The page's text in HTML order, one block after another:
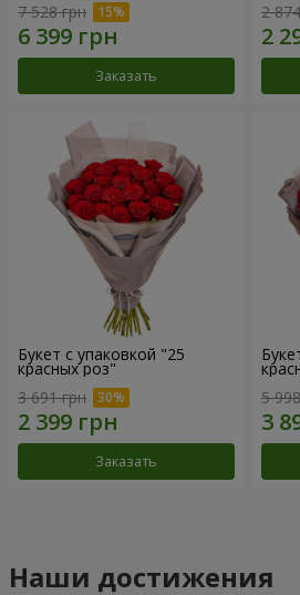
7 528 грн
Заказать
2
Букет с упаковкой "25
красных роз"
3 691 грн
Заказать
5
Наши достижения